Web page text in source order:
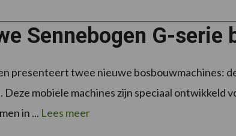
Sennebogen G-serie
presenteert twee nieuwe bosbouwmachines:
Deze mobiele machines zijn speciaal
in ... Lees meer